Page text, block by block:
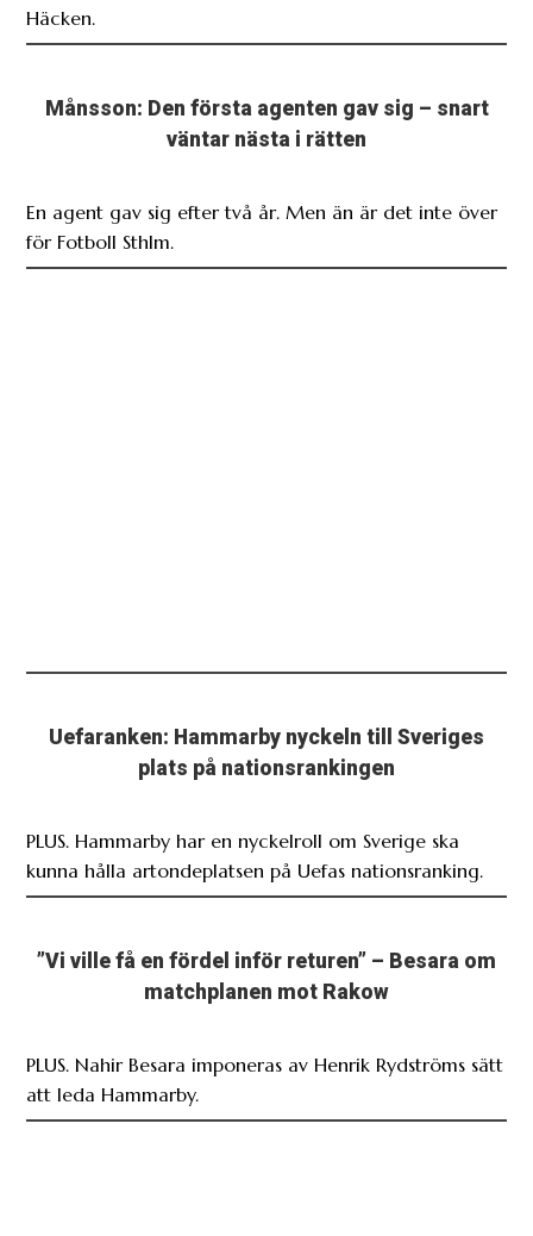
Häcken.
Månsson: Den första agenten gav sig – snart
väntar nästa i rätten
En agent gav sig efter två år. Men än är det inte över
för Fotboll Sthlm.
Uefaranken: Hammarby nyckeln till Sveriges
plats på nationsrankingen
PLUS. Hammarby har en nyckelroll om Sverige ska
kunna hålla artondeplatsen på Uefas nationsranking.
”Vi ville få en fördel inför returen” – Besara om
matchplanen mot Rakow
PLUS. Nahir Besara imponeras av Henrik Rydströms sätt
att leda Hammarby.